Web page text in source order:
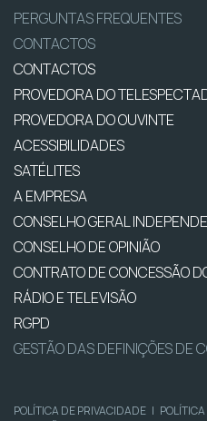
PERGUNTAS FREQUENTES
CONTACTOS
CONTACTOS
PROVEDORA DO
PROVEDORA DO OUVINTE
ACESSIBILIDADES
SATÉLITES
A EMPRESA
CONSELHO GERAL
CONSELHO DE OPINIÃO
CONTRATO DE CONCESSÃO
RÁDIO E TELEVISÃO
RGPD
GESTÃO DAS DEFINIÇÕES DE
POLÍTICA DE PRIVACIDADE |